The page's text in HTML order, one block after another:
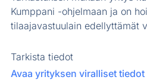
Kumppani -ohjelmaan ja on
tilaajavastuulain edellyttämät
Tarkista tiedot
Avaa yrityksen viralliset tiedot